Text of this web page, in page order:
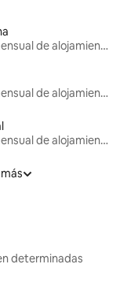
Renta mensual de alojamientos
Renta mensual de alojamientos
Renta mensual de alojamientos
determinadas